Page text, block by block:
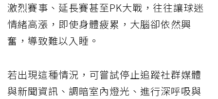
激烈賽事、延長賽甚至PK大戰，往往讓球迷
情緒高漲，即使身體疲累，大腦卻依然興
奮，導致難以入睡。
若出現這種情況，可嘗試停止追蹤社群媒體
與新聞資訊、調暗室內燈光、進行深呼吸與